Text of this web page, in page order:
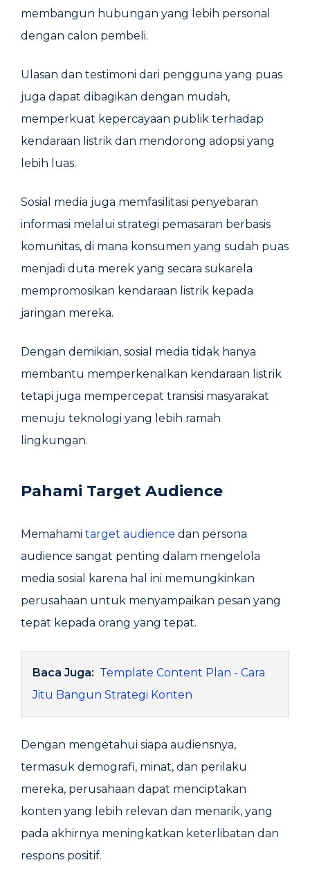
membangun hubungan yang lebih personal
dengan calon pembeli.
Ulasan dan testimoni dari pengguna yang puas
juga dapat dibagikan dengan mudah,
memperkuat kepercayaan publik terhadap
kendaraan listrik dan mendorong adopsi yang
lebih luas.
Sosial media juga memfasilitasi penyebaran
informasi melalui strategi pemasaran berbasis
komunitas, di mana konsumen yang sudah puas
menjadi duta merek yang secara sukarela
mempromosikan kendaraan listrik kepada
jaringan mereka.
Dengan demikian, sosial media tidak hanya
membantu memperkenalkan kendaraan listrik
tetapi juga mempercepat transisi masyarakat
menuju teknologi yang lebih ramah
lingkungan.
Pahami Target Audience
Memahami target audience dan persona
audience sangat penting dalam mengelola
media sosial karena hal ini memungkinkan
perusahaan untuk menyampaikan pesan yang
tepat kepada orang yang tepat.
Baca Juga: Template Content Plan - Cara
Jitu Bangun Strategi Konten
Dengan mengetahui siapa audiensnya,
termasuk demografi, minat, dan perilaku
mereka, perusahaan dapat menciptakan
konten yang lebih relevan dan menarik, yang
pada akhirnya meningkatkan keterlibatan dan
respons positif.